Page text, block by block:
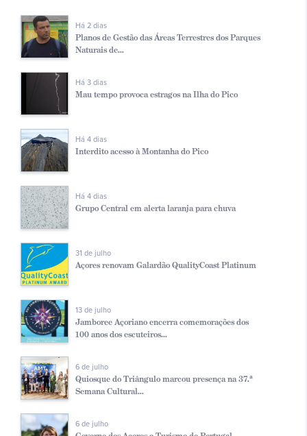
Há 2 dias
Planos de Gestão das Áreas Terrestres dos Parques
Naturais de...
Há 3 dias
Mau tempo provoca estragos na Ilha do Pico
Há 4 dias
Interdito acesso à Montanha do Pico
Há 4 dias
Grupo Central em alerta laranja para chuva
31 de julho
Açores renovam Galardão QualityCoast Platinum
13 de julho
Jamboree Açoriano encerra comemorações dos
100 anos dos escuteiros...
6 de julho
Quiosque do Triângulo marcou presença na 37.ª
Semana Cultural...
6 de julho